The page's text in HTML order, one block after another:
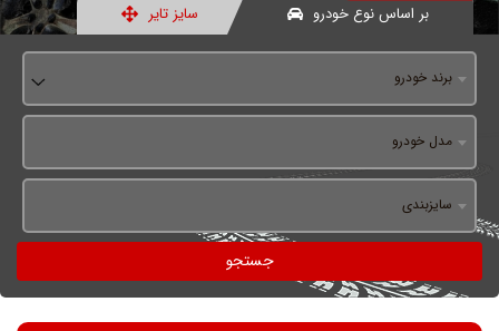
بر اساس نوع خودرو سایز تایر
برند خودرو
مدل خودرو
سایزبندی
جستجو